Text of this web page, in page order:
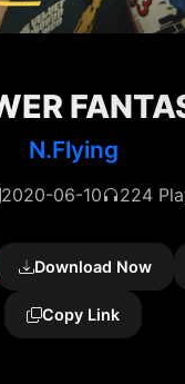
N.Flying
2020-06-10 224
Download Now
Copy Link